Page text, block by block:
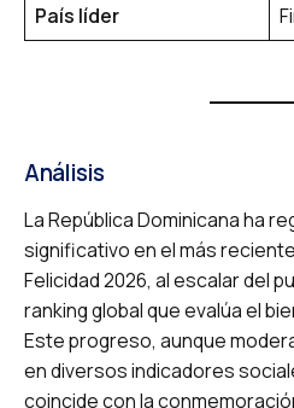
País líder
Análisis
La República Dominicana ha
significativo en el más
Felicidad 2026, al escalar del
ranking global que evalúa el
Este progreso, aunque
en diversos indicadores
coincide con la